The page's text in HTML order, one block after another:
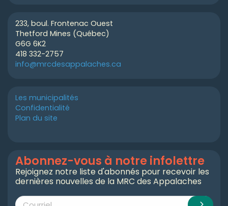
233, boul. Frontenac Ouest
Thetford Mines (Québec)
G6G 6K2
418 332-2757
info@mrcdesappalaches.ca
Les municipalités
Confidentialité
Plan du site
Abonnez-vous à notre infolettre
Rejoignez notre liste d'abonnés pour recevoir les
dernières nouvelles de la MRC des Appalaches